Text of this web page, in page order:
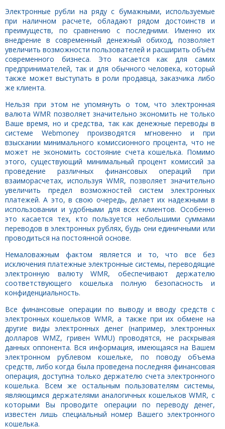
Электронные рубли на ряду с бумажными, используемые
при наличном расчете, обладают рядом достоинств и
преимуществ, по сравнению с последними. Именно их
внедрение в современный денежный обиход, позволяет
увеличить возможности пользователей и расширить объём
современного бизнеса. Это касается как для самих
предпринимателей, так и для обычного человека, который
также может выступать в роли продавца, заказчика либо
же клиента.
Нельзя при этом не упомянуть о том, что электронная
валюта WMR позволяет значительно экономить не только
Ваше время, но и средства, так как денежные переводы в
системе Webmoney производятся мгновенно и при
взыскании минимального комиссионного процента, что не
может не экономить состояние счета кошелька. Помимо
этого, существующий минимальный процент комиссий за
проведение различных финансовых операций при
взаиморасчетах, используя WMR, позволяет значительно
увеличить предел возможностей систем электронных
платежей. А это, в свою очередь, делает их надежными в
использовании и удобными для всех клиентов. Особенно
это касается тех, кто пользуется небольшими суммами
переводов в электронных рублях, будь они единичными или
проводиться на постоянной основе.
Немаловажным фактом является и то, что все без
исключения платежные электронные системы, переводящие
электронную валюту WMR, обеспечивают держателю
соответствующего кошелька полную безопасность и
конфиденциальность.
Все финансовые операции по выводу и вводу средств с
электронных кошельков WMR, а также при их обмене на
другие виды электронных денег (например, электронных
долларов WMZ, гривен WMU) проводятся, не раскрывая
данных оппонента. Вся информация, имеющаяся на Вашем
электронном рублевом кошельке, по поводу объема
средств, либо когда была проведена последняя финансовая
операция, доступна только держателю счета электронного
кошелька. Всем же остальным пользователям системы,
являющимся держателями аналогичных кошельков WMR, с
которыми Вы проводите операции по переводу денег,
известен лишь специальный номер Вашего электронного
кошелька.